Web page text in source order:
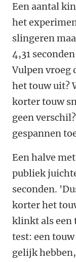
Een aantal
het
slingeren
4,31
Vulpen vroeg
het touw uit?
korter touw
geen
gespannen
Een halve
publiek
seconden.
korter het
klinkt als een
test: een
gelijk